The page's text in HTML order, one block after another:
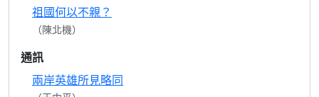
祖國何以不親？
（陳北機）
通訊
兩岸英雄所見略同